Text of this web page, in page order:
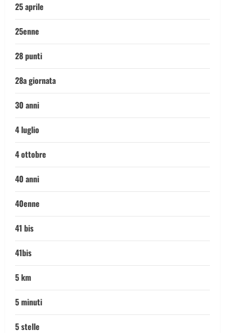
25 aprile
25enne
28 punti
28a giornata
30 anni
4 luglio
4 ottobre
40 anni
40enne
41 bis
41bis
5 km
5 minuti
5 stelle